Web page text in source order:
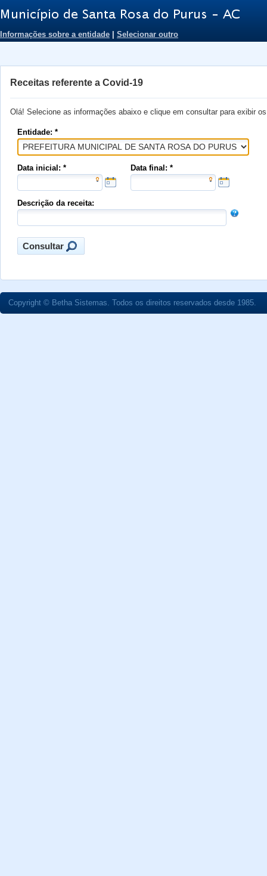
Informações sobre a entidade Selecionar outro
Receitas referente a Covid-19
Olá! Selecione as informações abaixo e clique em consultar para exibir
Entidade: *
Data inicial: * Data final: *
Descrição da receita:
Copyright © Betha Sistemas. Todos os direitos reservados desde 1985.